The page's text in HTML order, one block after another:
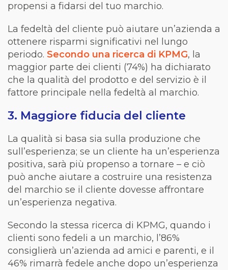
propensi a fidarsi del tuo marchio.
La fedeltà del cliente può aiutare un’azienda a
ottenere risparmi significativi nel lungo
periodo. Secondo una ricerca di KPMG, la
maggior parte dei clienti (74%) ha dichiarato
che la qualità del prodotto e del servizio è il
fattore principale nella fedeltà al marchio.
3. Maggiore fiducia del cliente
La qualità si basa sia sulla produzione che
sull’esperienza; se un cliente ha un’esperienza
positiva, sarà più propenso a tornare – e ciò
può anche aiutare a costruire una resistenza
del marchio se il cliente dovesse affrontare
un’esperienza negativa.
Secondo la stessa ricerca di KPMG, quando i
clienti sono fedeli a un marchio, l’86%
consiglierà un’azienda ad amici e parenti, e il
46% rimarrà fedele anche dopo un’esperienza